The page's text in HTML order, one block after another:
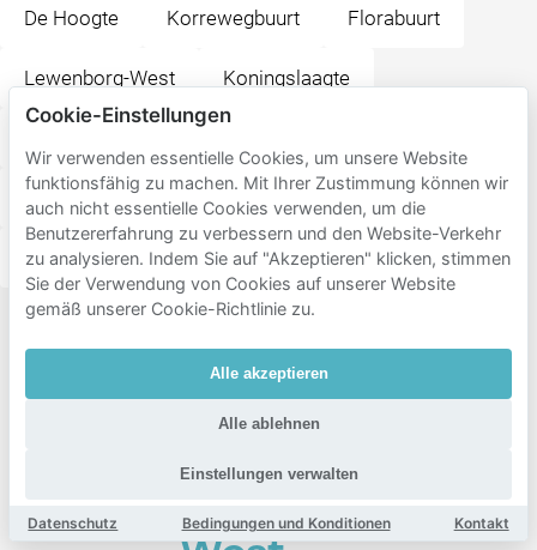
De Hoogte Korrewegbuurt Florabuurt
Lewenborg-West Koningslaagte
Oranjebuurt Selwerd Gorechtbuurt
Lewenborg-Zuid
Beliebte
Ziele in
der
von
Beijum-
Cookie-Einstellungen
Wir verwenden essentielle Cookies, um unsere Website
funktionsfähig zu machen. Mit Ihrer Zustimmung können wir
auch nicht essentielle Cookies verwenden, um die
Benutzererfahrung zu verbessern und den Website-Verkehr
zu analysieren. Indem Sie auf "Akzeptieren" klicken, stimmen
Sie der Verwendung von Cookies auf unserer Website
gemäß unserer Cookie-Richtlinie zu.
Alle akzeptieren
Alle ablehnen
Einstellungen verwalten
Datenschutz Bedingungen und Konditionen Kontakt